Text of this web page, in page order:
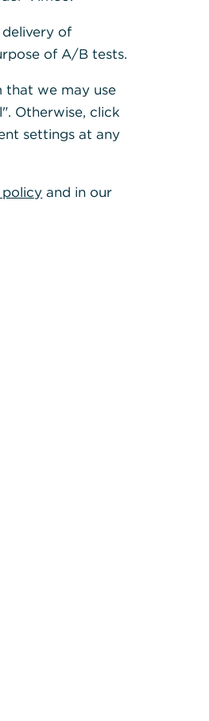
of
of A/B tests.
that we may use
Otherwise, click
settings at any
and in our